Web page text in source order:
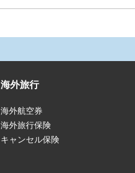
海外旅行
海外航空券
海外旅行保険
キャンセル保険